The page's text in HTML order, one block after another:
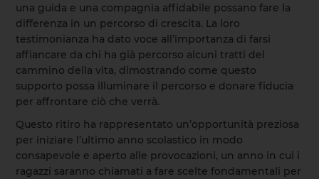
una guida e una compagnia affidabile possano fare la
differenza in un percorso di crescita. La loro
testimonianza ha dato voce all’importanza di farsi
affiancare da chi ha già percorso alcuni tratti del
cammino della vita, dimostrando come questo
supporto possa illuminare il percorso e donare fiducia
per affrontare ciò che verrà.
Questo ritiro ha rappresentato un’opportunità preziosa
per iniziare l’ultimo anno scolastico in modo
consapevole e aperto alle provocazioni, un anno in cui i
ragazzi saranno chiamati a fare scelte fondamentali per